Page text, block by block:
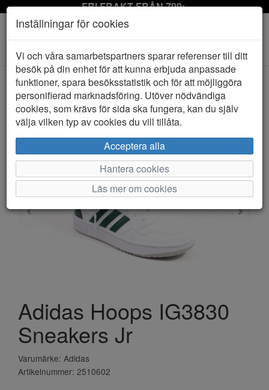
FRI FRAKT FRÅN 799:-
Toggle
navigation
HEM ADIDAS
Adidas Hoops IG3830
Sneakers Jr
Varumärke: Adidas
Artikelnummer: 2510602
Inställningar för cookies
Vi och våra samarbetspartners sparar referenser till ditt
besök på din enhet för att kunna erbjuda anpassade
funktioner, spara besöksstatistik och för att möjliggöra
personifierad marknadsföring. Utöver nödvändiga
cookies, som krävs för sida ska fungera, kan du själv
välja vilken typ av cookies du vill tillåta.
Acceptera alla
Hantera cookies
Läs mer om cookies